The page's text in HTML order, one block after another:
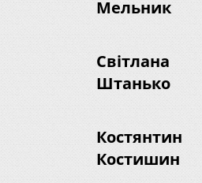
Мельник
Світлана
Штанько
Костянтин
Костишин